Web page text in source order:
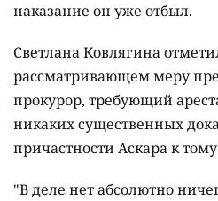
наказание он уже отбыл.
Светлана Ковлягина
рассматривающем меру
прокурор, требующий
никаких существенных
причастности Аскара к
"В деле нет абсолютно